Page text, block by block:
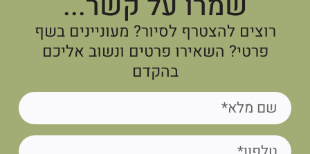
רוצים להצטרף לסיור? מעוניינים בשף
פרטי? השאירו פרטים ונשוב אליכם
בהקדם